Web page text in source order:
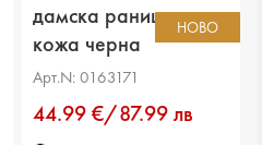
НОВО
дамска раница еко
кожа черна
Арт.N: 0163171
44.99 €/87.99 лв